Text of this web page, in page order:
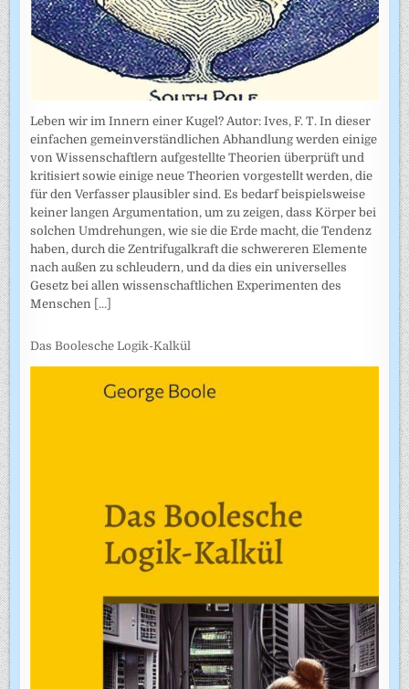
Leben wir im Innern einer Kugel? Autor: Ives, F. T. In dieser
einfachen gemeinverständlichen Abhandlung werden einige
von Wissenschaftlern aufgestellte Theorien überprüft und
kritisiert sowie einige neue Theorien vorgestellt werden, die
für den Verfasser plausibler sind. Es bedarf beispielsweise
keiner langen Argumentation, um zu zeigen, dass Körper bei
solchen Umdrehungen, wie sie die Erde macht, die Tendenz
haben, durch die Zentrifugalkraft die schwereren Elemente
nach außen zu schleudern, und da dies ein universelles
Gesetz bei allen wissenschaftlichen Experimenten des
Menschen [...]
Das Boolesche Logik-Kalkül